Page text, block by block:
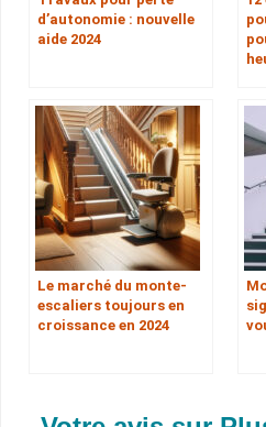
d’autonomie : nouvelle
aide 2024
Le marché du monte-
escaliers toujours en
croissance en 2024